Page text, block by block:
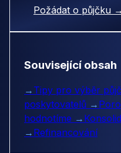
Požádat o půjčku →
Související obsah
→ Tipy pro výběr
poskytovatelů →
hodnotíme →
→ Refinancování